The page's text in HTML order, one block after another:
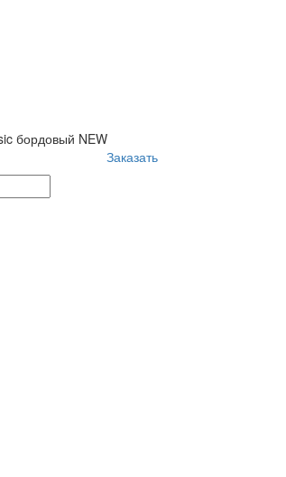
бордовый NEW
Заказать